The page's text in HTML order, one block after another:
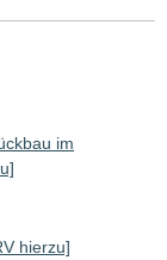
im
hierzu]